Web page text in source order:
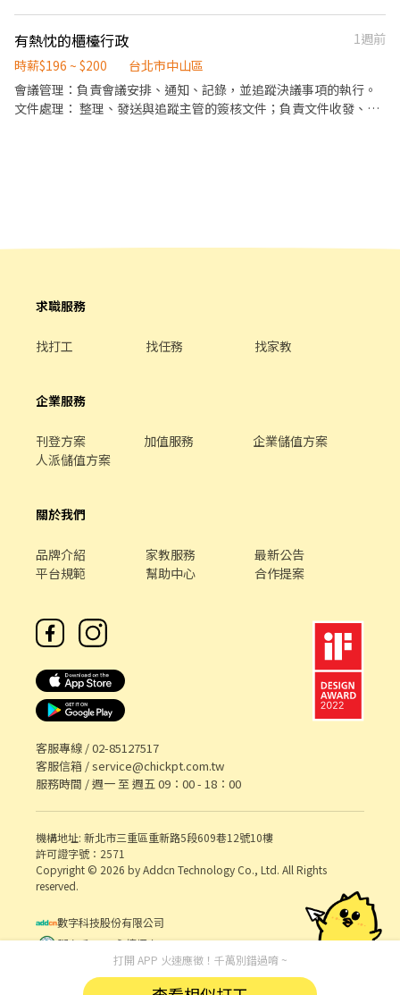
詢案件資訊 (如：聯絡管道、時間點、問題類型、聯絡客服的頻率)
改善蝦皮店到店相關服務流程。 5. 有效處理蝦皮客服、退貨退款團
隊、BD OPS 團隊等轉介之客戶問題，確保問題能在時效內被解
決，致力提升用戶服務體驗。 6. 排班制工作，教育訓練期間(約2~4
週)為固定9am-6pm，結束後則下線到所屬班別 . 職務說明： 1.此
23:30) . . ✼••┈┈┈┈••✼••┈┈┈┈••✼ 蝦皮【蝦皮店到
理各類基本行政與系統作業。 -協助處理一線客服話後作業，如調閱
料登打整理、案件整理、簡訊發送等。 -依主管指示，支援團隊日常
交辦事項 3.具良好溝通能力與學習意願 4.能配合團隊運作與工作節
為輔 . 計薪方式：時薪196 . 工作地點：台北市信義區菸廠路88號9樓
. 工作時間： 週一～週日排班制，晚班(14:00-23:00) ⚠️需可配合至
具(機車)，現場協助工程人員 2. 協助SPX工程人員處理發包/驗收行
程期程進度 5. 報修進度追蹤，協助處理門市報修項目，與門市與廠
商追蹤細節 6. 基礎文書處理能力，包含Word/Excel . 職務需求： 1.
調整） . 其他補充： 1.支援桃園、新竹地區 (每月約 2 次) ，外縣市
以高鐵為主，會與區域工程人員一同出勤 依實際狀況搭高鐵/台鐵/
摩托車或搭工程人員的車(不太需要自行開車)， 2.外勤與內勤比例
4:1 3.有交通費用產生可實報實銷，油資依照里程數報帳 4.工作現場
無冷氣 5.手機流量需考量，因現場需上傳大量照片（網路費自付) 6.
會需使用google表單（非必需，但需學習使用） . 計薪方式：36K .
工作地點：台中市北區中清路一段39號 . 工作時間： 週一～週五，
9:30-18:30 (時間須依照專案地點/內容調整，可能會早到或晚退，
夜間部學生如有晚間課程安排無法配合者，請斟酌應徵) ⚠️需要五天
可配合上班⚠️ . ✼••┈┈┈┈••✼••┈┈┈┈••✼ 【投遞步
驟】 1. 填寫應徵履歷: https://forms.gle/o7MPtwsu68BrnXrbA
(如已自備104格式的履歷，請您直接將履歷發至以下官方帳號，免
填寫上方履歷囉) 2. 加入顧問官方帳號: https://lin.ee/3SUeDWM 留
下大名與顧問預約討論 3. 截圖小G, 告知應徵者 「大名/電話/應徵
OO崗位」, 等候顧問於上班日間(9:00-18:00)聯繫! - 📢**同時招募
🦐蝦皮店到店門市人員，時薪最高 $350！** 👉 查看更多職缺：
https://www.chickpt.com.tw/job-Gqe03dgJZm32 . 📢**同時招
募 ✨夜貓族看這邊! 🐱蝦皮夜班智取店🦐薪資最高$350! #長期兼職 #
須跑點 👉 查看更多職缺：https://www.chickpt.com.tw/job-
k6z0rdZXe1pW . 📢**同時招募 ✨Gogoro✨台北/龜山 MIS/IT 資訊
有熱忱的櫃檯行政
1週前
時薪$196 ~ $200
台北市中山區
會議管理：負責會議安排、通知、記錄，並追蹤決議事項的執行。
文件處理： 整理、發送與追蹤主管的簽核文件；負責文件收發、管
求職服務
找打工 找任務 找家教
企業服務
刊登方案 加值服務
企業儲值方案
人派儲值方案
關於我們
品牌介紹 家教服務
最新公告
平台規範
幫助中心 合作提案
客服專線 /02-85127517
客服信箱 /service@chickpt.com.tw
服務時間 / 週一 至 週五 09：00 - 18：00
機構地址: 新北市三重區重新路5段609巷12號10樓
許可證字號：2571
Copyright © 2026 by Addcn Technology Co., Ltd. All Rights
reserved.
數字科技股份有限公司
鄧白氏 ESG 永續標章
打開 APP 火速應徵！千萬別錯過唷 ~